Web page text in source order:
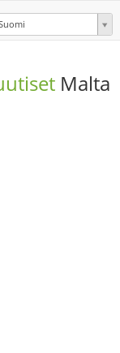
Malta